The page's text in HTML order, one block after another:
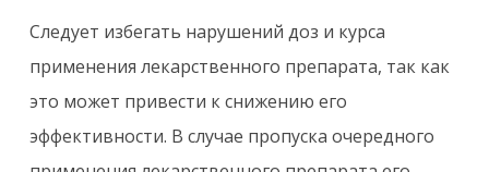
Следует избегать нарушений доз и курса
применения лекарственного препарата, так как
это может привести к снижению его
эффективности. В случае пропуска очередного